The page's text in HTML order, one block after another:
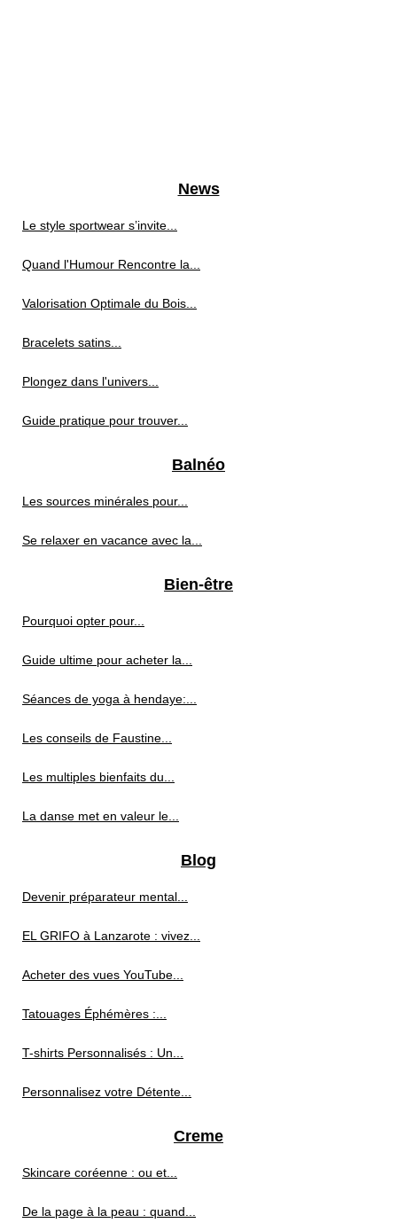
News
Le style sportwear s’invite...
Quand l'Humour Rencontre la...
Valorisation Optimale du Bois...
Bracelets satins...
Plongez dans l'univers...
Guide pratique pour trouver...
Balnéo
Les sources minérales pour...
Se relaxer en vacance avec la...
Bien-être
Pourquoi opter pour...
Guide ultime pour acheter la...
Séances de yoga à hendaye:...
Les conseils de Faustine...
Les multiples bienfaits du...
La danse met en valeur le...
Blog
Devenir préparateur mental...
EL GRIFO à Lanzarote : vivez...
Acheter des vues YouTube...
Tatouages Éphémères :...
T-shirts Personnalisés : Un...
Personnalisez votre Détente...
Creme
Skincare coréenne : ou et...
De la page à la peau : quand...